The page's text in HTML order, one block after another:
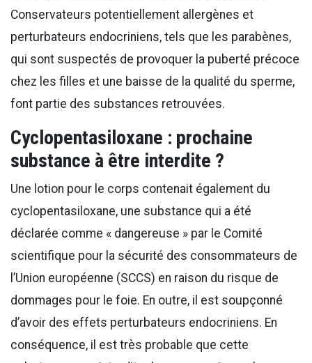
Conservateurs potentiellement allergènes et
perturbateurs endocriniens, tels que les parabènes,
qui sont suspectés de provoquer la puberté précoce
chez les filles et une baisse de la qualité du sperme,
font partie des substances retrouvées.
Cyclopentasiloxane : prochaine
substance à être interdite ?
Une lotion pour le corps contenait également du
cyclopentasiloxane, une substance qui a été
déclarée comme « dangereuse » par le Comité
scientifique pour la sécurité des consommateurs de
l’Union européenne (SCCS) en raison du risque de
dommages pour le foie. En outre, il est soupçonné
d’avoir des effets perturbateurs endocriniens. En
conséquence, il est très probable que cette